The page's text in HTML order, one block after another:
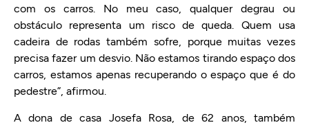
com os carros. No meu caso, qualquer degrau ou
obstáculo representa um risco de queda. Quem usa
cadeira de rodas também sofre, porque muitas vezes
precisa fazer um desvio. Não estamos tirando espaço dos
carros, estamos apenas recuperando o espaço que é do
pedestre”, afirmou.
A dona de casa Josefa Rosa, de 62 anos, também